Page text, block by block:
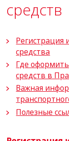
средств
Регистрация
средства
Где
средств в
Важная
Полезные